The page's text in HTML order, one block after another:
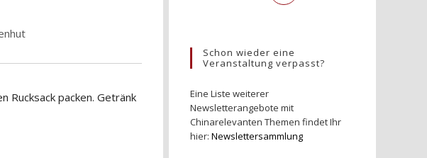
Rucksack packen. Getränk
Schon wieder eine
Veranstaltung verpasst?
Eine Liste weiterer
Newsletterangebote mit
Chinarelevanten Themen findet Ihr
hier: Newslettersammlung